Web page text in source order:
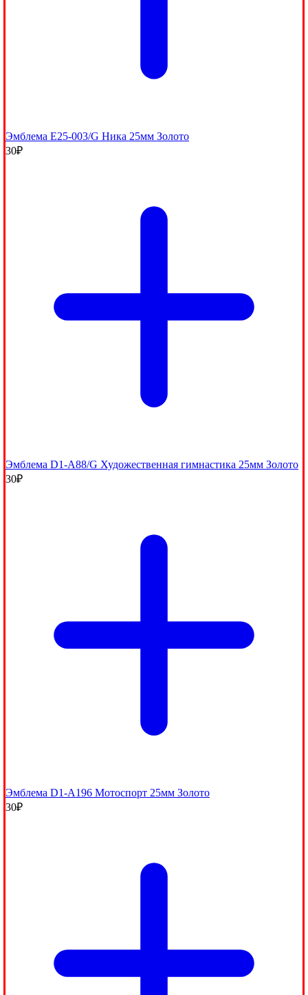
Эмблема E25-003/G Ника 25мм Золото
30₽
Эмблема D1-A88/G Художественная гимнастика 25мм Золото
30₽
Эмблема D1-A196 Мотоспорт 25мм Золото
30₽